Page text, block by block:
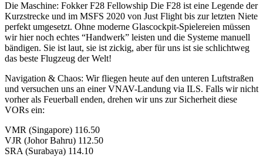
Die Maschine: Fokker F28 Fellowship Die F28 ist eine Legende der
Kurzstrecke und im MSFS 2020 von Just Flight bis zur letzten Niete
perfekt umgesetzt. Ohne moderne Glascockpit-Spielereien müssen
wir hier noch echtes “Handwerk” leisten und die Systeme manuell
bändigen. Sie ist laut, sie ist zickig, aber für uns ist sie schlichtweg
das beste Flugzeug der Welt!
Navigation & Chaos: Wir fliegen heute auf den unteren Luftstraßen
und versuchen uns an einer VNAV-Landung via ILS. Falls wir nicht
vorher als Feuerball enden, drehen wir uns zur Sicherheit diese
VORs ein:
VMR (Singapore) 116.50
VJR (Johor Bahru) 112.50
SRA (Surabaya) 114.10